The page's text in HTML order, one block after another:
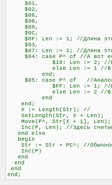
$01,
$02,
$06,
$08,
$09,
$0C,
$0F: Len := 1; //Длина этих
$03,
$07: Len := 2; //Длина этих
$04: case P^ of //А вот если
$10: Len := 2; //Если
else Len := 1 //В любом
end;
$05: case P^ of //
$FF: Len := 1; //Если
else Len := 2 //В любом
end
end;
X := Length(Str); //
SetLength(Str, X +
Move(P^, Str[X + 1],
Inc(P, Len); //Здесь
end else
begin
Str := Str + PC^; //Обычное
Inc(P)
end
end
end
end;